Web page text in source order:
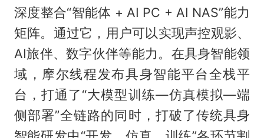
深度整合“智能体 + AI PC + AI NAS”能力
矩阵。通过它，用户可以实现声控观影、
AI旅伴、数字伙伴等能力。在具身智能领
域，摩尔线程发布具身智能平台全栈平
台，打通了“大模型训练—仿真模拟—端
侧部署”全链路的同时，打破了传统具身